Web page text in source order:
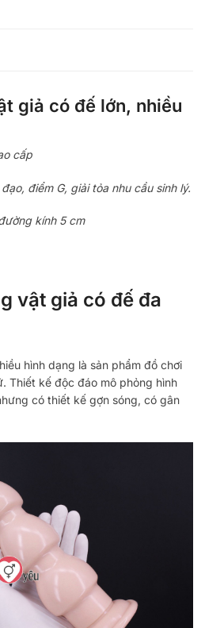
giả có đế lớn, nhiều
cấp
điểm G, giải tỏa nhu cầu sinh lý.
kính 5 cm
vật giả có đế đa
hình dạng là sản phẩm đồ chơi
Thiết kế độc đáo mô phỏng hình
có thiết kế gợn sóng, có gân